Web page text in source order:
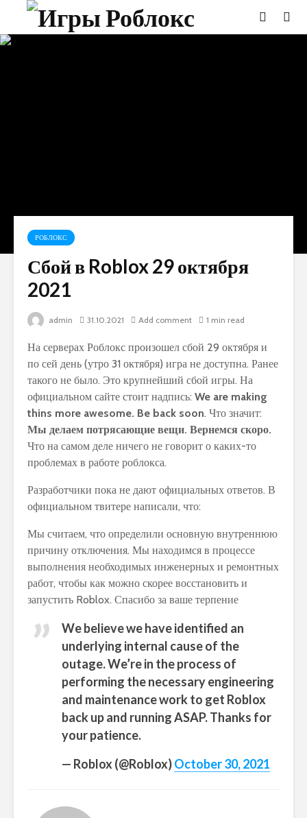
РОБЛОКС
Сбой в Roblox 29 октября
2021
admin 31.10.2021 Add comment 1 min read
На серверах Роблокс произошел сбой 29 октября и
по сей день (утро 31 октября) игра не доступна. Ранее
такого не было. Это крупнейший сбой игры. На
официальном сайте стоит надпись: We are making
thins more awesome. Be back soon. Что значит:
Мы делаем потрясающие вещи. Вернемся скоро.
Что на самом деле ничего не говорит о каких-то
проблемах в работе роблокса.
Разработчики пока не дают официальных ответов. В
официальном твитере написали, что:
Мы считаем, что определили основную внутреннюю
причину отключения. Мы находимся в процессе
выполнения необходимых инженерных и ремонтных
работ, чтобы как можно скорее восстановить и
запустить Roblox. Спасибо за ваше терпение
We believe we have identified an
underlying internal cause of the
outage. We’re in the process of
performing the necessary engineering
and maintenance work to get Roblox
back up and running ASAP. Thanks for
your patience.
— Roblox (@Roblox)October 30, 2021